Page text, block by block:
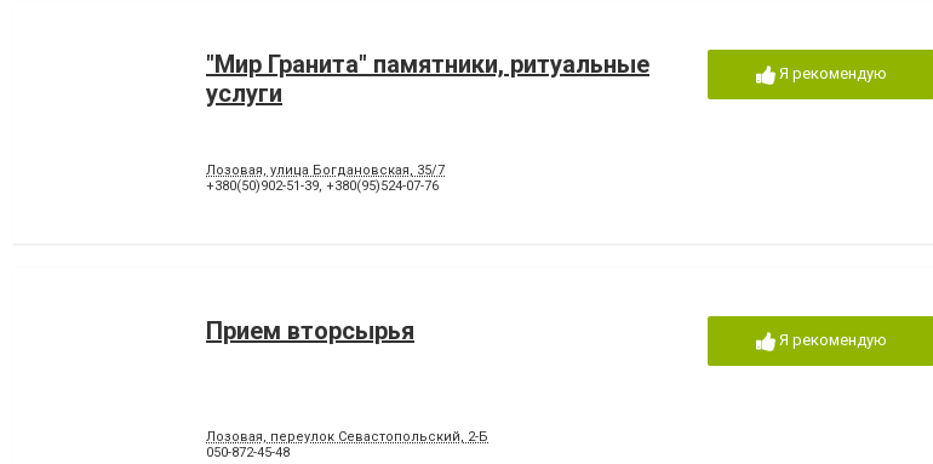
"Мир Гранита" памятники, ритуальные
услуги
Лозовая, улица Богдановская, 35/7
+380(50)902-51-39, +380(95)524-07-76
Я рекомендую
Прием вторсырья
Лозовая, переулок Севастопольский, 2-Б
050-872-45-48
Я рекомендую